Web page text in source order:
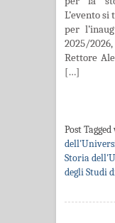
L’evento
per
2025/
Rettore
[…]
Post
Storia
degli Studi